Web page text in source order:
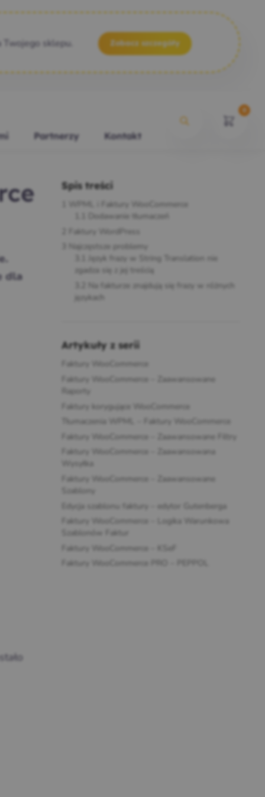
sklepu. Zobacz szczegóły
Partnerzy Kontakt
dla
Spis treści
WPML i Faktury WooCommerce
Dodawanie tłumaczeń
Faktury WordPress
Najczęstsze problemy
Język frazy w String Translation nie
zgadza się z jej treścią
Na fakturze znajdują się frazy w różnych
językach
Artykuły z serii
Faktury WooCommerce
Faktury WooCommerce – Zaawansowane
Raporty
Faktury korygujące WooCommerce
Tłumaczenia WPML – Faktury WooCommerce
Faktury WooCommerce – Zaawansowane Filtry
Faktury WooCommerce – Zaawansowana
Faktury WooCommerce – Zaawansowane
Szablony
Edycja szablonu faktury – edytor Gutenberga
Faktury WooCommerce – Logika Warunkowa
Szablonów Faktur
Faktury WooCommerce – KSeF
Faktury WooCommerce PRO – PEPPOL